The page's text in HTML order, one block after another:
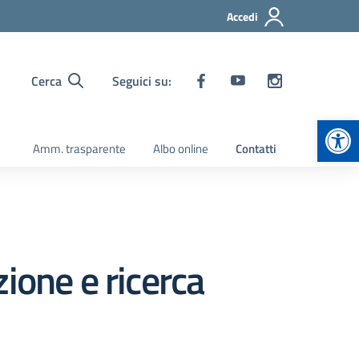
Accedi
Cerca Seguici su:
Amm. trasparente Albo online Contatti
e ricerca